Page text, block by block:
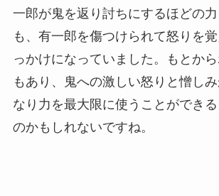
一郎が鬼を返り討ちにするほどの
も、有一郎を傷つけられて怒りを
っかけになっていました。もとか
もあり、鬼への激しい怒りと憎し
なり力を最大限に使うことができ
のかもしれないですね。